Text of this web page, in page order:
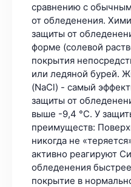
сравнению с
от обледенения.
защиты от
форме (солевой
покрытия
или ледяной бурей.
(NaCl) - самый
защиты от
выше -9,4 °C. У
преимуществ:
никогда не
активно реагируют
обледенения
покрытие в